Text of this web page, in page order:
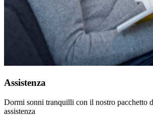
Assistenza
Dormi sonni tranquilli con il nostro pacchetto
assistenza